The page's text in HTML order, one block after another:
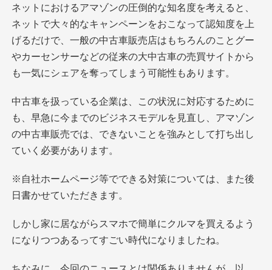
ネットにおけるアマゾンの圧倒的な知名度を考えると、
ネットで大々的なキャンペーンをおこなって認知度を上
げるだけで、一般の中古車販売店はもちろんのことグー
やカーセンサーなどの従来の大中古車の売買サイトから
も一気にシェアを奪ってしまう可能性もあります。
中古車を扱っている企業は、この状況に対応するために
も、早急に今までのビジネスモデルを見直し、アマゾン
の中古車販売では、できないことを強みとして打ち出し
ていく必要があります。
※自社ホームページ等でできる対策については、また後
日書かせていただきます。
しかし家に居ながらスマホで簡単にクルマを買えるよう
になりつつあるってすごい時代になりましたね。